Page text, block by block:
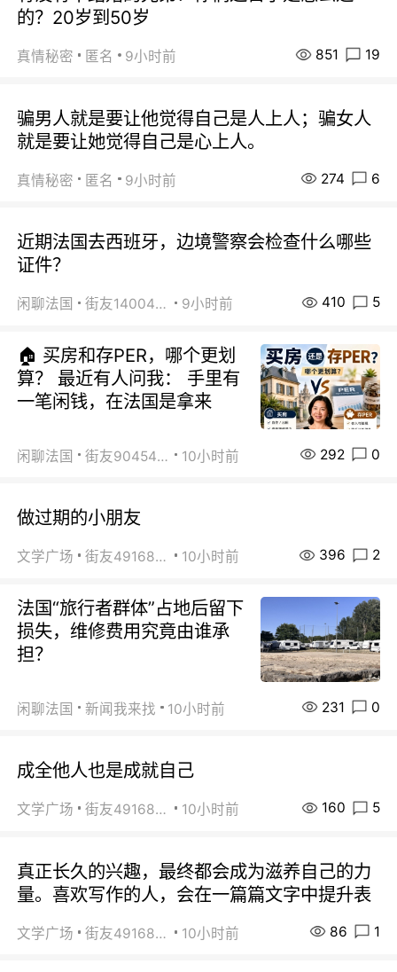
的？20岁到50岁
真情秘密 匿名 9小时前 851 19
骗男人就是要让他觉得自己是人上人；骗女人
就是要让她觉得自己是心上人。
真情秘密 匿名 9小时前 274 6
近期法国去西班牙，边境警察会检查什么哪些
证件？
闲聊法国 街友14004820 9小时前 410 5
🏠 买房和存PER，哪个更划
算？ 最近有人问我： 手里有
一笔闲钱，在法国是拿来
闲聊法国 街友90454511 10小时前 292 0
做过期的小朋友
文学广场 街友49168527 10小时前 396 2
法国“旅行者群体”占地后留下
损失，维修费用究竟由谁承
担？
闲聊法国 新闻我来找 10小时前 231 0
成全他人也是成就自己
文学广场 街友49168527 10小时前 160 5
真正长久的兴趣，最终都会成为滋养自己的力
量。喜欢写作的人，会在一篇篇文字中提升表
文学广场 街友49168527 10小时前 86 1